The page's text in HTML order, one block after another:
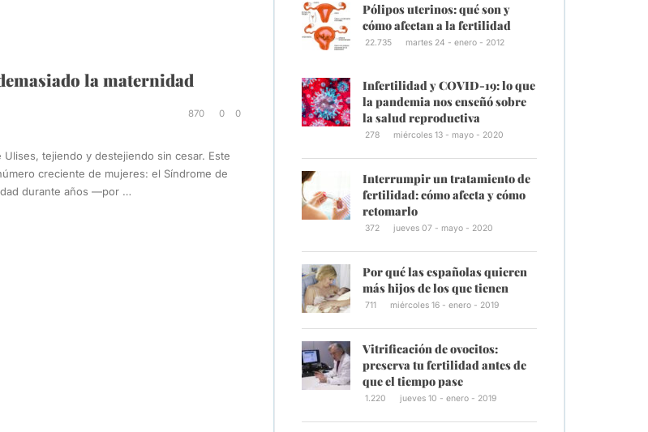
la maternidad
870 0 0
tejiendo y destejiendo sin cesar. Este
creciente de mujeres: el Síndrome de
durante años —por …
Pólipos uterinos: qué son y
cómo afectan a la fertilidad
22.735 martes 24 - enero - 2012
Infertilidad y COVID-19: lo que
la pandemia nos enseñó sobre
la salud reproductiva
278 miércoles 13 - mayo - 2020
Interrumpir un tratamiento de
fertilidad: cómo afecta y cómo
retomarlo
372 jueves 07 - mayo - 2020
Por qué las españolas quieren
más hijos de los que tienen
711 miércoles 16 - enero - 2019
Vitrificación de ovocitos:
preserva tu fertilidad antes de
que el tiempo pase
1.220 jueves 10 - enero - 2019